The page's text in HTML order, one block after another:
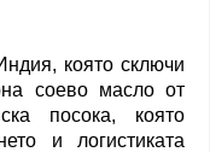
която сключи
соево масло от
посока, която
и логистиката